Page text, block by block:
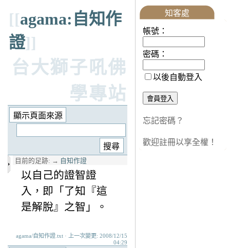
[[agama:自知作
證]]
台大獅子吼佛
學專站
目前的足跡: → 自知作證
以自己的證智證
入，即「了知『這
是解脫』之智」。
agama/自知作證.txt · 上一次變更: 2008/12/15
04:29
知客處
帳號：
密碼：
以後自動登入
忘記密碼？
歡迎註冊以享全權！